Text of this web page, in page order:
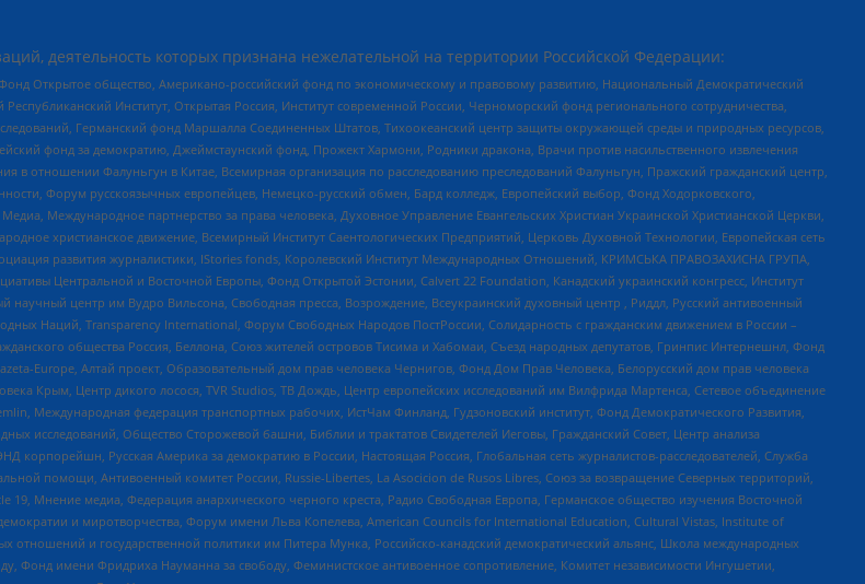
деятельность которых признана нежелательной на территории Российской Федерации:
Открытое общество, Американо-российский фонд по экономическому и правовому развитию, Национальный Демократический
Институт, Открытая Россия, Институт современной России, Черноморский фонд регионального сотрудничества,
Германский фонд Маршалла Соединенных Штатов, Тихоокеанский центр защиты окружающей среды и природных ресурсов,
фонд за демократию, Джеймстаунский фонд, Прожект Хармони, Родники дракона, Врачи против насильственного извлечения
в отношении Фалуньгун в Китае, Всемирная организация по расследованию преследований Фалуньгун, Пражский гражданский центр,
Форум русскоязычных европейцев, Немецко-русский обмен, Бард колледж, Европейский выбор, Фонд Ходорковского,
Международное партнерство за права человека, Духовное Управление Евангельских Христиан Украинской Христианской Церкви,
христианское движение, Всемирный Институт Саентологических Предприятий, Церковь Духовной Технологии, Европейская сеть
развития журналистики, IStories fonds, Королевский Институт Международных Отношений, КРИМСЬКА ПРАВОЗАХИСНА ГРУПА,
Центральной и Восточной Европы, Фонд Открытой Эстонии, Calvert 22 Foundation, Канадский украинский конгресс, Институт
центр им Вудро Вильсона, Свободная пресса, Возрождение, Всеукраинский духовный центр , Риддл, Русский антивоенный
Наций, Transparеncy International, Форум Свободных Народов ПостРоссии, Солидарность с гражданским движением в России –
общества Россия, Беллона, Союз жителей островов Тисима и Хабомаи, Съезд народных депутатов, Гринпис Интернешнл, Фонд
Europe, Алтай проект, Образовательный дом прав человека Чернигов, Фонд Дом Прав Человека, Белорусский дом прав человека
Крым, Центр дикого лосося, TVR Studios, ТВ Дождь, Центр европейских исследований им Вилфрида Мартенса, Сетевое объединение
Международная федерация транспортных рабочих, ИстЧам Финланд, Гудзоновский институт, Фонд Демократического Развития,
исследований, Общество Сторожевой башни, Библии и трактатов Свидетелей Иеговы, Гражданский Совет, Центр анализа
корпорейшн, Русская Америка за демократию в России, Настоящая Россия, Глобальная сеть журналистов-расследователей, Служба
помощи, Антивоенный комитет России, Russie-Libertes, La Asocicion de Rusos Libres, Союз за возвращение Северных территорий,
Мнение медиа, Федерация анархического черного креста, Радио Свободная Европа, Германское общество изучения Восточной
и миротворчества, Форум имени Льва Копелева, American Councils for International Education, Cultural Vistas, Institute of
и государственной политики им Питера Мунка, Российско-канадский демократический альянс, Школа международных
имени Фридриха Науманна за свободу, Феминистское антивоенное сопротивление, Комитет независимости Ингушетии,